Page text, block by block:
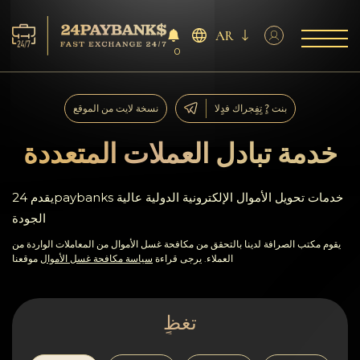
الخدمات
افاحتٍاظٍات
ففشر?اء
آراء
اف?نالٍل
0
AR
خدمة تبادل العملات المتعددة
نسخة لايت من الموقع بنت ?ٍ تٍفٍجراك فدٍلا
يقدم 24paybanks خدمات تحويل الأموال الإلكترونية الدولية عالية
الجودة
يقوم مكتب الصرافة لدينا بالتحقق من مكافحة غسل الأموال من المعاملات الواردة من
العملاء. يرجى قراءة سياسة مكافحة غسل الأموال موقعنا
تغظٍ